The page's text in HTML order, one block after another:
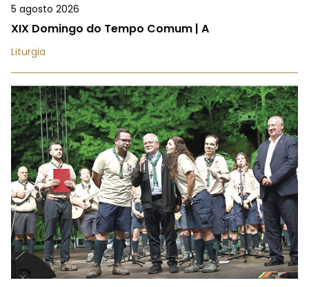
5 agosto 2026
XIX Domingo do Tempo Comum | A
Liturgia